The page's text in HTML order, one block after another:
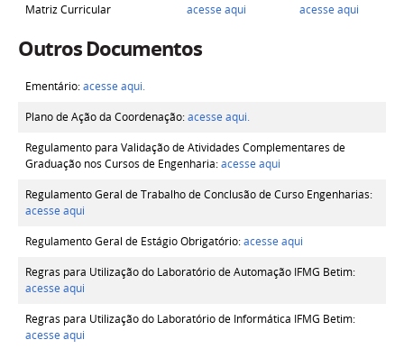
Matriz Curricular acesse aqui acesse aqui
Outros Documentos
Ementário:acesse aqui.
Plano de Ação da Coordenação:acesse aqui.
Regulamento para Validação de Atividades Complementares de
Graduação nos Cursos de Engenharia:acesse aqui
Regulamento Geral de Trabalho de Conclusão de Curso Engenharias:
acesse aqui
Regulamento Geral de Estágio Obrigatório:acesse aqui
Regras para Utilização do Laboratório de Automação IFMG Betim:
acesse aqui
Regras para Utilização do Laboratório de Informática IFMG Betim:
acesse aqui